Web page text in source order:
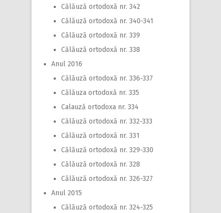
Călăuză ortodoxă nr. 342
Călăuză ortodoxă nr. 340-341
Călăuză ortodoxă nr. 339
Călăuză ortodoxă nr. 338
Anul 2016
Călăuză ortodoxă nr. 336-337
Călăuza ortodoxă nr. 335
Calauză ortodoxa nr. 334
Călăuză ortodoxă nr. 332-333
Călăuză ortodoxă nr. 331
Călăuză ortodoxă nr. 329-330
Călăuză ortodoxă nr. 328
Călăuză ortodoxă nr. 326-327
Anul 2015
Călăuză ortodoxă nr. 324-325